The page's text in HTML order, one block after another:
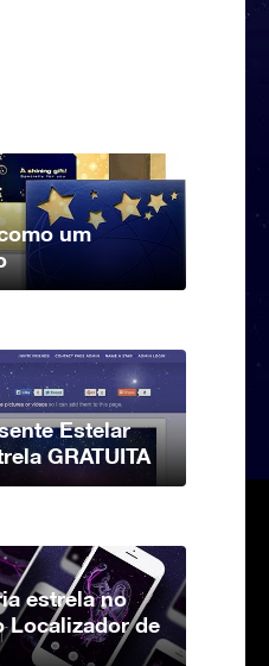
um
Estelar
GRATUITA
estrela no
Localizador de